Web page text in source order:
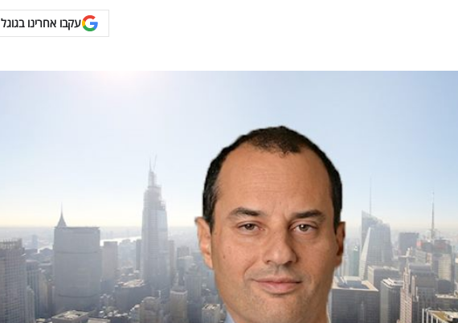
עקבו אחרינו בגוגל